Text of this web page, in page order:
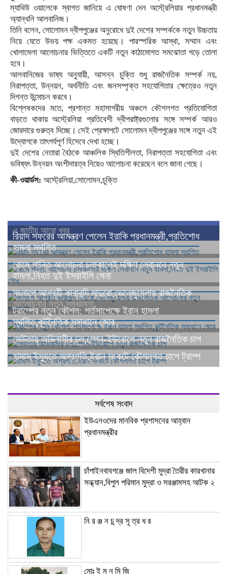
ম্যাথিউ ওয়ালেকে স্বাগত জানিয়ে এ ঘোষণা দেন অস্ট্রেলিয়ার প্রধানমন্ত্রী
অ্যান্থনি আলবানিজ।
তিনি বলেন, সোলোমন দ্বীপপুঞ্জের অনুরোধে দুই দেশের সম্পর্ককে নতুন উচ্চতায়
নিয়ে যেতে উভয় পক্ষ একমত হয়েছে। পারস্পরিক আস্থা, সম্মান এবং
খোলামেলা আলোচনার ভিত্তিতে একটি নতুন কাঠামোগত সমঝোতা গড়ে তোলা
হবে।
আলবানিজের ভাষ্য অনুযায়ী, আসন্ন চুক্তি শুধু রাজনৈতিক সম্পর্ক নয়,
নিরাপত্তা, উন্নয়ন, অর্থনীতি এবং জনসম্পৃক্ত সহযোগিতার ক্ষেত্রেও নতুন
দিগন্ত উন্মোচন করবে।
বিশ্লেষকদের মতে, প্রশান্ত মহাসাগরীয় অঞ্চলে কৌশলগত প্রতিযোগিতা
বাড়তে থাকায় অস্ট্রেলিয়া প্রতিবেশী দ্বীপরাষ্ট্রগুলোর সঙ্গে সম্পর্ক আরও
জোরদারে গুরুত্ব দিচ্ছে। সেই প্রেক্ষাপটে সোলোমন দ্বীপপুঞ্জের সঙ্গে নতুন এই
উদ্যোগকে তাৎপর্যপূর্ণ হিসেবে দেখা হচ্ছে।
দুই দেশের নেতারা বৈঠকে আঞ্চলিক স্থিতিশীলতা, নিরাপত্তা সহযোগিতা এবং
ভবিষ্যৎ উন্নয়ন অংশীদারত্ব নিয়েও আলোচনা করেছেন বলে জানা গেছে।
কী-ওয়ার্ডস: অস্ট্রেলিয়া,সোলোমন,চুক্তি
এ জাতীয় আরো খবর
রিয়াদ সফরের আমন্ত্রণ পেলেন ইরাকি প্রধানমন্ত্রী,প্রতিশোধ
হামলা স্থগিত
রোমে শান্তি আলোচনা চলাকালেই দক্ষিণ লেবাননে নতুন
হামলা,নিহত দুই ইসরাইলি সেনা
সংলাপে আগ্রহী কারাবন্দি মাদুরো,ভেনেজুয়েলায় রাজনৈতিক
আলোচনার নতুন সম্ভাবনা
ট্রাম্পের নতুন কৌশল: শর্তসাপেক্ষে ইরান হামলা
স্থগিত,কূটনৈতিক সমাধানে জোর
সেউতায় অভিবাসীর ঢল,স্পেন-ইউরোপে নতুন রাজনৈতিক চাপ
হামাস ইস্যুতে অগ্রগতি,ইরান সংকটে কৌশলগত চাপে ট্রাম্প
সর্বশেষ সংবাদ
ইউএনওদের মানবিক প্রশাসনের আহ্বান
প্রধানমন্ত্রীর
চাঁপাইনবাবগঞ্জে জাল বিদেশী মুদ্রা তৈরীর কারখানার
সন্ধ্যান,বিপুল পরিমান মুদ্রা ও সরঞ্জামসহ আটক ২
নি র ঞ্জ ন চ ন্দ্র সূ ত্র ধ র
মোঃ ই ম ন মি জি